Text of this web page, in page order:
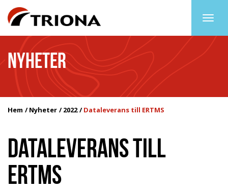
NYHETER
Hem Nyheter 2022 Dataleverans till ERTMS
DATALEVERANS TILL
ERTMS